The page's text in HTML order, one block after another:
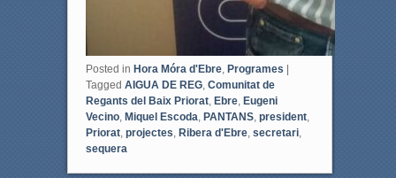
Posted in Hora Móra d'Ebre, Programes
Tagged AIGUA DE REG, Comunitat de
Regants del Baix Priorat, Ebre, Eugeni
Vecino, Miquel Escoda, PANTANS, president,
Priorat, projectes, Ribera d'Ebre, secretari,
sequera